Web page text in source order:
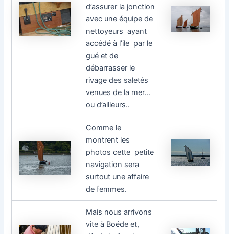
d’assurer la jonction
avec une équipe de
nettoyeurs ayant
accédé à l’ile par le
gué et de
débarrasser le
rivage des saletés
venues de la mer…
ou d’ailleurs..
Comme le
montrent les
photos cette petite
navigation sera
surtout une affaire
de femmes.
Mais nous arrivons
vite à Boéde et,